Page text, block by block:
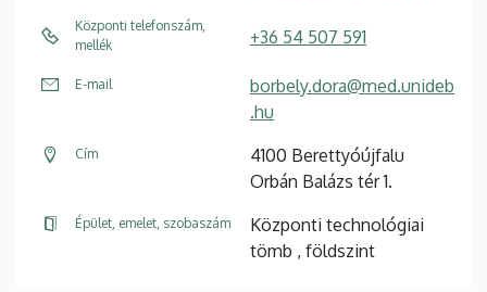
Központi telefonszám,
mellék
+36 54 507 591
E-mail
borbely.dora@med.unideb
.hu
Cím
4100 Berettyóújfalu
Orbán Balázs tér 1.
Épület, emelet, szobaszám
Központi technológiai
tömb , földszint